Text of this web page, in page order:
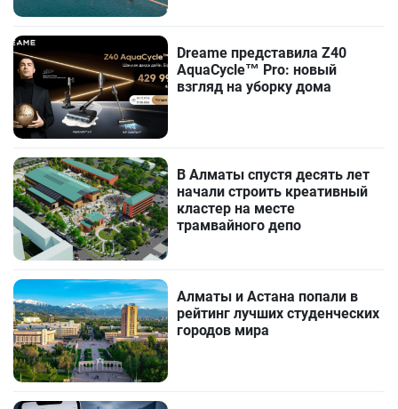
Dreame представила Z40
AquaCycle™ Pro: новый
взгляд на уборку дома
В Алматы спустя десять лет
начали строить креативный
кластер на месте
трамвайного депо
Алматы и Астана попали в
рейтинг лучших студенческих
городов мира